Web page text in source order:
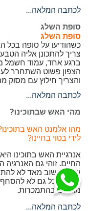
לכתבה המלאה...
סופת השלג
סופת השלג
כשהודיעו על סופה בכל
צריך להתכונן אליה
ברגע אחד, עמוד חשמל
הצפון פשוט השתחרר
והצריך חילוץ עם מסוק
לכתבה המלאה...
מהי האש שבתוכינו?
מהו אלמנט האש
לידי בטוי בחיינו?
אנרגיית האש בתוכינו
החיים. זוהי גם האנרגיה
שלנו. חשוב מאד לא
אותה אבל גם לא להסחף
מתוכינו בהתמכרות.
לכתבה המלאה...